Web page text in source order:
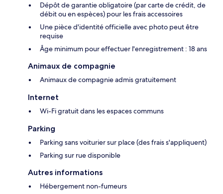
Dépôt de garantie obligatoire (par carte de crédit, de
débit ou en espèces) pour les frais accessoires
Une pièce d'identité officielle avec photo peut être
requise
Âge minimum pour effectuer l'enregistrement : 18 ans
Animaux de compagnie
Animaux de compagnie admis gratuitement
Internet
Wi-Fi gratuit dans les espaces communs
Parking
Parking sans voiturier sur place (des frais s'appliquent)
Parking sur rue disponible
Autres informations
Hébergement non-fumeurs